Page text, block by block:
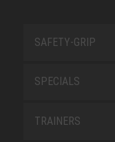
SAFETY-GRIP
SPECIALS
TRAINERS